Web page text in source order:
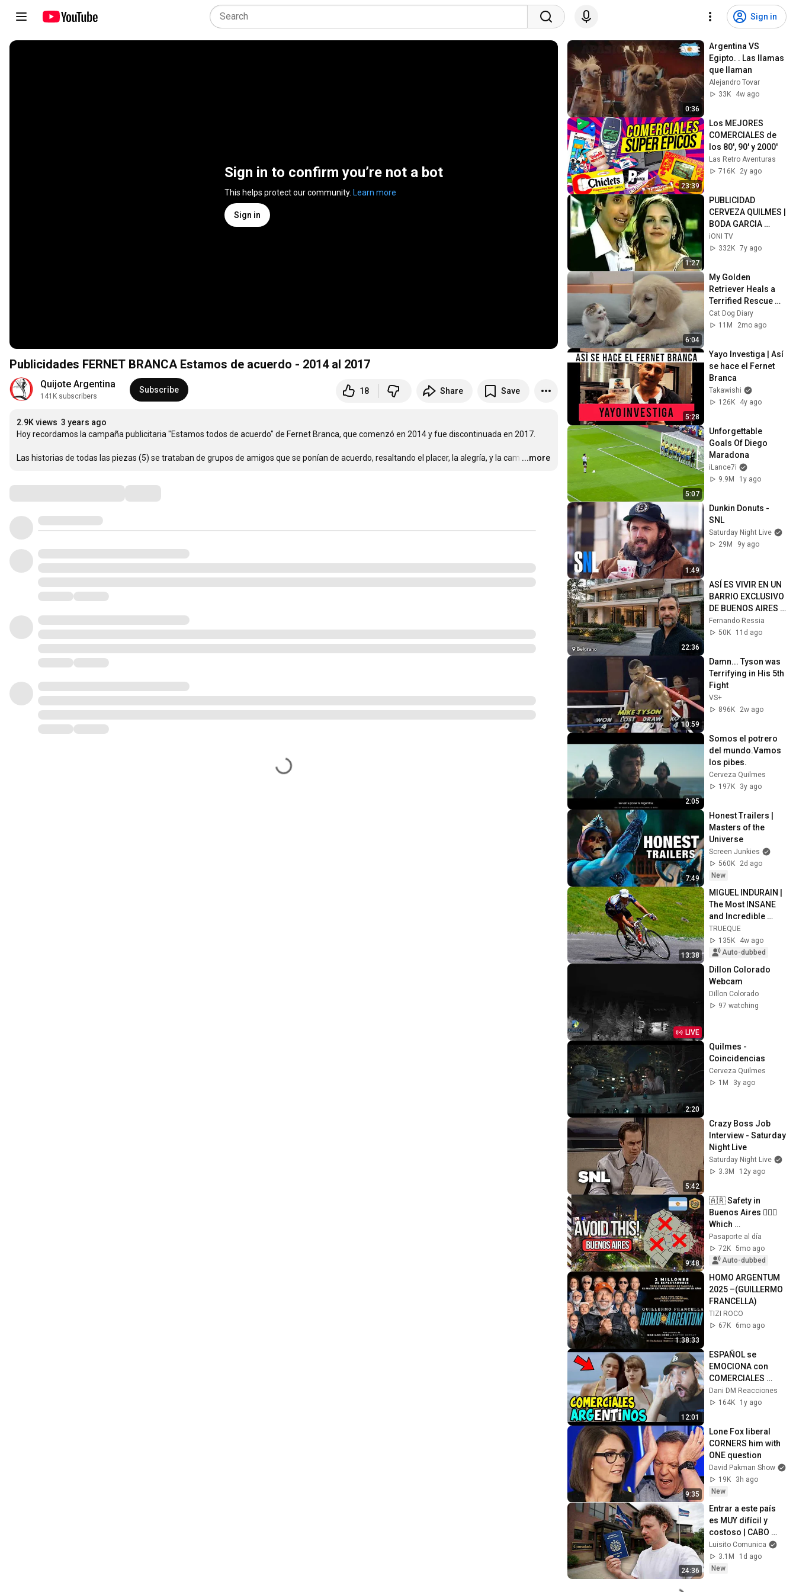
Sign in
Sign in to confirm you’re not a bot
This helps protect our community. Learn more
Sign in
Publicidades FERNET BRANCA Estamos de acuerdo - 2014 al 2017
Quijote Argentina
141K subscribers
Subscribe 18 Share Save
2.9K views 3 years ago
Hoy recordamos la campaña publicitaria "Estamos todos de acuerdo" de Fernet Branca, que comenzó en 2014 y fue discontinuada en 2017.
Las historias de todas las piezas (5) se trataban de grupos de amigos que se ponían de acuerdo, resaltando el placer, la alegría, y la cam …
...more
0:36
Argentina VS
Egipto. . Las llamas
Alejandro Tovar
33K
4w ago
23:39
Los MEJORES
COMERCIALES de
los 80', 90' y 2000'
Las Retro Aventuras
716K
2y ago
1:27
PUBLICIDAD
CERVEZA QUILMES |
BODA GARCIA
GONZALEZ
iONI TV
332K 7y ago
6:04
My Golden
Retriever Heals a
Terrified Rescue
Kitten in Just 3
Meetings!
Cat Dog Diary
11M
2mo ago
5:28
Yayo Investiga | Así
se hace el Fernet
Branca
Takawishi
126K
4y ago
5:07
Unforgettable
Goals Of Diego
Maradona
iLance7i
9.9M
1y ago
1:49
Dunkin Donuts -
SNL
Saturday Night Live
29M
9y ago
22:36
ASÍ ES VIVIR EN UN
BARRIO EXCLUSIVO
DE BUENOS AIRES |
Belgrano, CABA
Fernando Ressia
50K
11d ago
10:59
Damn... Tyson was
Terrifying in His 5th
Fight
VS+
896K
2w ago
2:05
Somos el potrero
del mundo.Vamos
los pibes.
Cerveza Quilmes
197K
3y ago
7:49
Honest Trailers |
Masters of the
Universe
Screen Junkies
560K
2d ago
New
13:38
MIGUEL INDURAIN |
The Most INSANE
and Incredible
Descent in TOUR DE
FRANCE History!
TRUEQUE
135K
4w ago
Auto-dubbed
LIVE
Dillon Colorado
Webcam
Dillon Colorado
97 watching
2:20
Quilmes -
Coincidencias
Cerveza Quilmes
1M
3y ago
5:42
Crazy Boss Job
Interview - Saturday
Night Live
Saturday Night Live
3.3M
12y ago
9:48
🇦🇷 Safety in
Buenos Aires 👮🏻‍♂️
Which
Neighborhoods to
Avoid and How to
Get Around Without
Pasaporte al día
72K 5mo ago
Auto-dubbed
1:38:33
HOMO ARGENTUM
2025 –(GUILLERMO
FRANCELLA)
TIZI ROCO
67K
6mo ago
12:01
ESPAÑOL se
EMOCIONA con
COMERCIALES
ARGENTINOS 🇦🇷
LOCURA! 🇦🇷
Dani DM Reacciones
164K
1y ago
9:35
Lone Fox liberal
CORNERS him with
ONE question
David Pakman Show
19K
3h ago
New
24:36
Entrar a este país
es MUY difícil y
costoso | CABO
VERDE 🇨🇻
Luisito Comunica
3.1M
1d ago
New